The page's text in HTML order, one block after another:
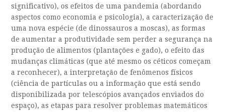
significativo), os efeitos de uma pandemia (abordando
aspectos como economia e psicologia), a caracterização de
uma nova espécie (de dinossauros a moscas), as formas
de aumentar a produtividade sem perder a segurança na
produção de alimentos (plantações e gado), o efeito das
mudanças climáticas (que até mesmo os céticos começam
a reconhecer), a interpretação de fenômenos físicos
(ciência de partículas ou a informação que está sendo
disponibilizada por telescópios avançados enviados do
espaço), as etapas para resolver problemas matemáticos